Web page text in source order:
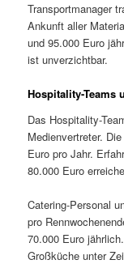
Transportmanager
Ankunft aller
und 95.000 Euro
ist unverzichtbar.
Hospitality-Teams
Das Hospitality-
Medienvertreter.
Euro pro Jahr.
80.000 Euro
Catering-Personal
pro
70.000 Euro
Großküche unter